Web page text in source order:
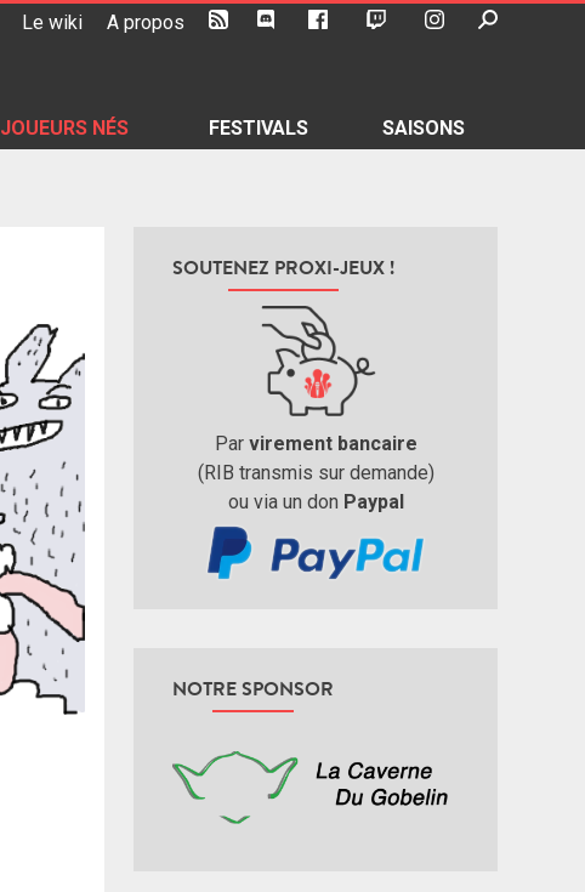
Le wiki A propos
JOUEURS NÉS FESTIVALS SAISONS
SOUTENEZ PROXI-JEUX !
Par virement bancaire
(RIB transmis sur demande)
ou via un don Paypal
NOTRE SPONSOR